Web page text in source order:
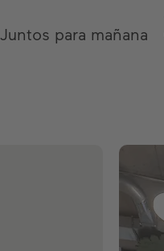
Juntos para mañana